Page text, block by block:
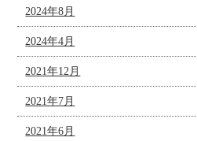
2024年8月
2024年4月
2021年12月
2021年7月
2021年6月